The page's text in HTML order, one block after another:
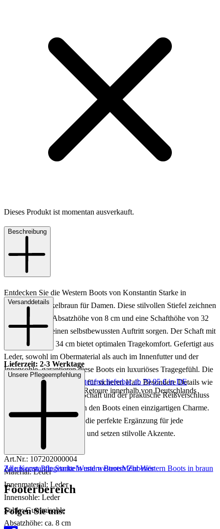
Dieses Produkt ist momentan ausverkauft.
Beschreibung
Entdecken Sie die Western Boots von Konstantin Starke in
elegantem Dunkelbraun für Damen. Diese stilvollen Stiefel zeichnen
sich durch eine Absatzhöhe von 8 cm und eine Schafthöhe von 32
cm aus, die für einen selbstbewussten Auftritt sorgen. Der Schaft mit
einer Breite von 34 cm bietet optimalen Tragekomfort. Gefertigt aus
Leder, sowohl im Obermaterial als auch im Innenfutter und der
Innensohle, garantieren diese Boots ein luxuriöses Tragegefühl. Die
robuste Gummisohle sorgt für sicheren Halt. Besondere Details wie
die Nietenverzierung am Schaft und der praktische Reißverschluss
an der Innenseite verleihen den Boots einen einzigartigen Charme.
Diese Western Boots sind die perfekte Ergänzung für jede
anspruchsvolle Garderobe und setzen stilvolle Akzente.
Art.Nr.: 107202000004
Material: Leder
Innenmaterial: Leder
Innensohle: Leder
Sohle: Gummisohle
Absatzhöhe: ca. 8 cm
Versanddetails
Lieferzeit: 2-3 Werktage
Keine Versandkosten:
kostenfrei lieferbar ab 79,95 € in DE
Einfache und Kostenlose Retoure innerhalb von Deutschlands
Unsere Pflegeempfehlung
Zu unseren Pflegemitteln und weiterem Zubehör
Alle Konstantin Starke Western BootsMehr Western Boots in braun
Footerbereich
Folgen Sie uns: